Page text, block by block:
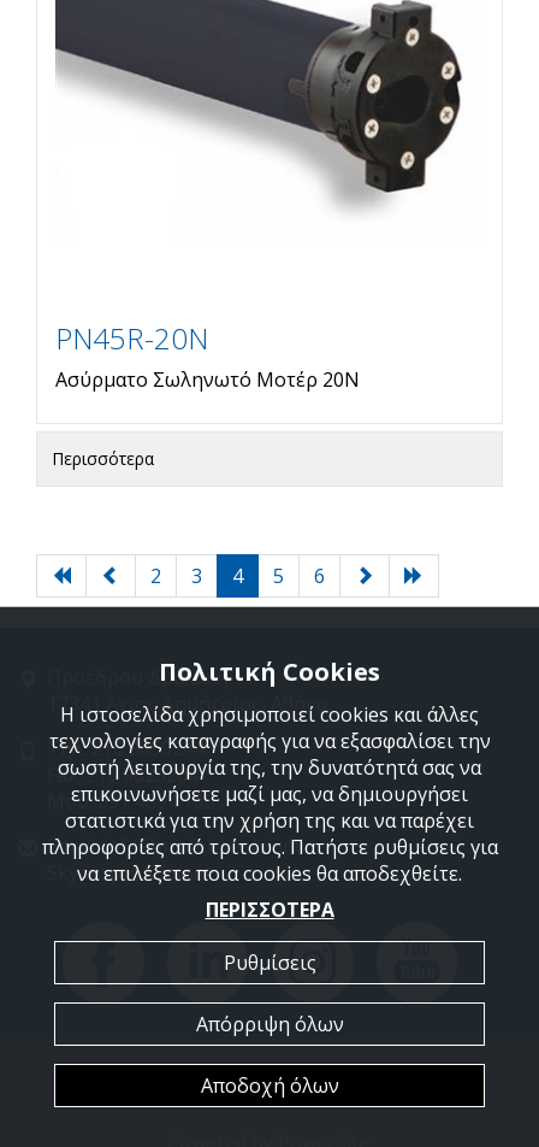
PN45R-20N
Ασύρματο Σωληνωτό Μοτέρ 20Ν
Περισσότερα
2 3 4 5 6
Προέδρου Δρακάκη 11
17341 Άγιος Δημήτριος, Αθήνα
Τηλ: 210 9850244
Fax: 210 9823264
Mob: 697 4894 108
Email: info@profelmnet.com
Skype: profelmnet
Copyright © 2026 ProfelmNet.
Όροι χρήσης|Πολιτική Cookies
Πολιτική Cookies
Η ιστοσελίδα χρησιμοποιεί cookies και άλλες
τεχνολογίες καταγραφής για να εξασφαλίσει την
σωστή λειτουργία της, την δυνατότητά σας να
επικοινωνήσετε μαζί μας, να δημιουργήσει
στατιστικά για την χρήση της και να παρέχει
πληροφορίες από τρίτους. Πατήστε ρυθμίσεις για
να επιλέξετε ποια cookies θα αποδεχθείτε.
ΠΕΡΙΣΣΟΤΕΡΑ
Ρυθμίσεις
Απόρριψη όλων
Αποδοχή όλων